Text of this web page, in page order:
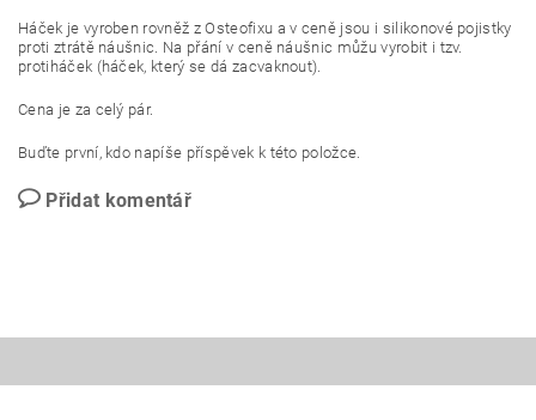
Háček je vyroben rovněž z Osteofixu a v ceně jsou i silikonové pojistky
proti ztrátě náušnic. Na přání v ceně náušnic můžu vyrobit i tzv.
protiháček (háček, který se dá zacvaknout).
Cena je za celý pár.
Buďte první, kdo napíše příspěvek k této položce.
Přidat komentář